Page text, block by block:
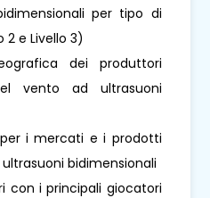
per tipo di
2 e Livello 3)
dei produttori
vento ad ultrasuoni
i mercati e i prodotti
bidimensionali
con i principali giocatori